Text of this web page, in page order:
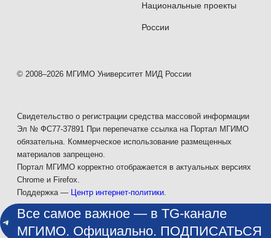
Национальные проекты
России
© 2008–2026 МГИМО Университет МИД России
Свидетельство о регистрации средства массовой информации
Эл № ФС77-37891 При перепечатке ссылка на Портал МГИМО
обязательна. Коммерческое использование размещенных
материалов запрещено.
Портал МГИМО корректно отображается в актуальных версиях
Chrome и Firefox.
Поддержка — Центр интернет-политики.
Все самое важное — в TG-канале
МГИМО. Официально. ПОДПИСАТЬСЯ